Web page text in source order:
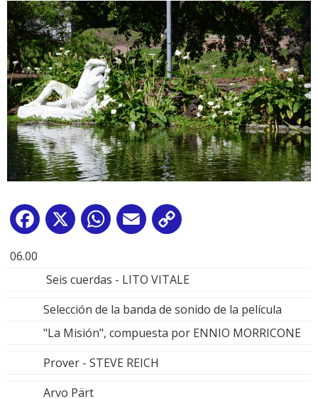
Facebook
X WhatsApp
Email
06.00
Seis cuerdas - LITO VITALE
Selección de la banda de sonido de la película
"La Misión", compuesta por ENNIO MORRICONE
Prover - STEVE REICH
Arvo Pärt